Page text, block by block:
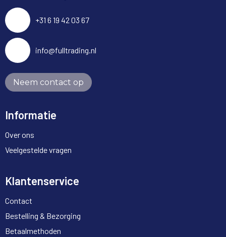
+31 6 19 42 03 67
info@fulltrading.nl
Neem contact op
Informatie
Over ons
Veelgestelde vragen
Klantenservice
Contact
Bestelling & Bezorging
Betaalmethoden